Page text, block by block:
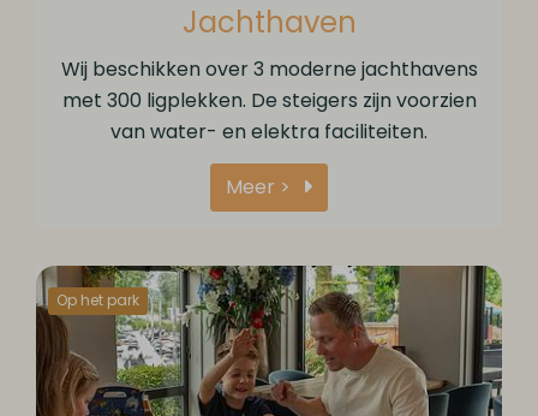
Jachthaven
Wij beschikken over 3 moderne jachthavens
met 300 ligplekken. De steigers zijn voorzien
van water- en elektra faciliteiten.
Meer >
Op het park